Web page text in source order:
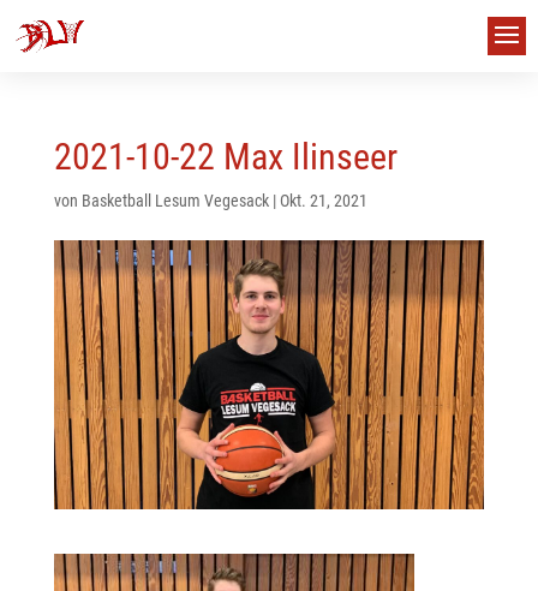
2021-10-22 Max Ilinseer
von Basketball Lesum Vegesack| Okt. 21, 2021